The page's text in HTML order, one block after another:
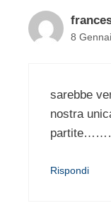
8
sarebbe
nostra
Rispondi